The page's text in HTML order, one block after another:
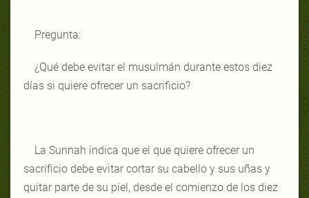
Pregunta:
¿Qué debe evitar el musulmán durante estos diez
días si quiere ofrecer un sacrificio?
La Sunnah indica que el que quiere ofrecer un
sacrificio debe evitar cortar su cabello y sus uñas y
quitar parte de su piel, desde el comienzo de los diez